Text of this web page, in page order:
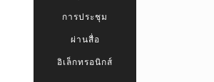
การประชุม
ผ่านสื่อ
อิเล็กทรอนิกส์